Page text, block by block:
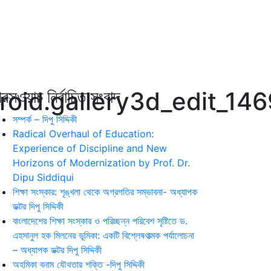
নির্বাচিত সংবাদ
সম্পর্ক – দিপু সিদ্দিকী
Radical Overhaul of Education:
Experience of Discipline and New
Horizons of Modernization by Prof. Dr.
Dipu Siddiqui
শিক্ষা সংস্কার: শৃঙ্খলা থেকে অগ্রগতির সম্ভাবনা- অধ্যাপক
ডক্টর দিপু সিদ্দিকী
বাংলাদেশের শিক্ষা সংস্কার ও পরিচ্ছন্ন পরিবেশ সৃষ্টিতে ড.
এহসানুল হক মিলনের ভূমিকা: একটি বিশ্লেষণাত্মক পর্যালোচনা
– অধ্যাপক ডক্টর দিপু সিদ্দিকী
অহমিকা বনাম যৌথতার শক্তি -দিপু সিদ্দিকী